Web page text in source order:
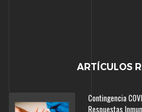
ARTÍCULOS
Contingencia
Respuestas